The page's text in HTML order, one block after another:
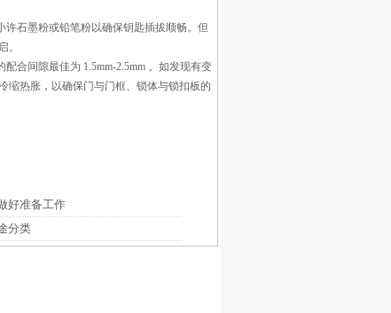
石墨粉或铅笔粉以确保钥匙插拔顺畅。但
。
合间隙最佳为 1.5mm-2.5mm 。如发现有变
缩热胀，以确保门与门框、锁体与锁扣板的
好准备工作
分类